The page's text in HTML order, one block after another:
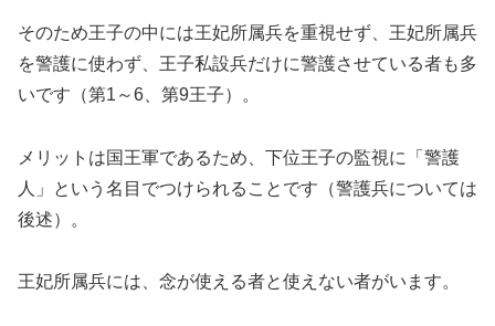
そのため王子の中には王妃所属兵を重視せず、王妃所属兵
を警護に使わず、王子私設兵だけに警護させている者も多
いです（第1～6、第9王子）。
メリットは国王軍であるため、下位王子の監視に「警護
人」という名目でつけられることです（警護兵については
後述）。
王妃所属兵には、念が使える者と使えない者がいます。